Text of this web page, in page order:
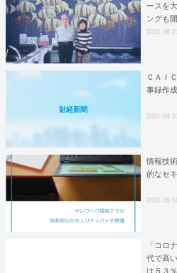
ースを
ングも開
2021.06.21
財経新聞
ＣＡＩ
事録作
2021.04.01
情報技
的なセ
「コロ
代で高
は５３％